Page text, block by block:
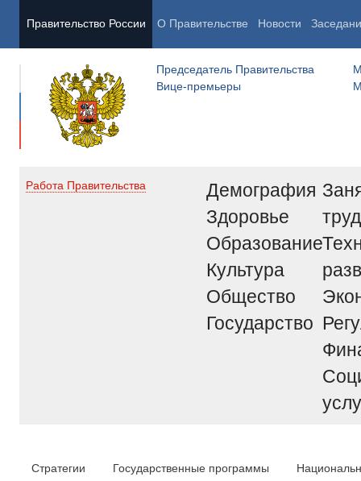
Правительство России О Правительстве Новости
Председатель Правительства
Вице-премьеры
Работа Правительства
Демография
Здоровье
Образование
Культура
Общество
Государство
труд
Стратегии Государственные программы